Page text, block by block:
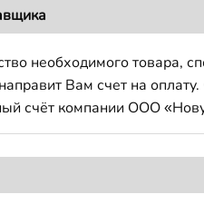
необходимого товара,
Вам счет на
счёт компании ООО